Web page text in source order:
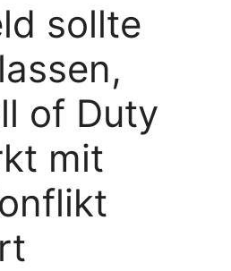
sollte
of Duty
mit